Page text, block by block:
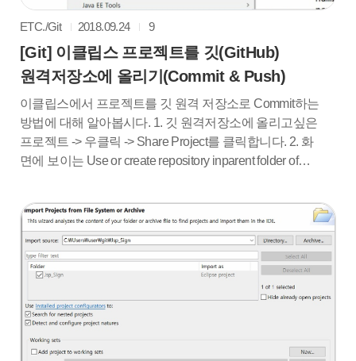
ETC./Git 2018.09.24 9
[Git] 이클립스 프로젝트를 깃(GitHub)
원격저장소에 올리기(Commit & Push)
이클립스에서 프로젝트를 깃 원격 저장소로 Commit하는
방법에 대해 알아봅시다. 1. 깃 원격저장소에 올리고싶은
프로젝트 -> 우클릭 -> Share Project를 클릭합니다. 2. 화
면에 보이는 Use or create repository inparent folder of
Repositories를 엽니다. 5. Git Repositories에 로컬저장소
가 잘 만들어졌는지 확인합니다. 위와같이 자신이 원격저
장소에 올리고싶은 프로젝트가 있으면 로컬저장소가 잘
만들어진것입니다. 이제 원격저장소에 프로젝트를 올릴
차례군요. 6. 올리고싶은 원격저장소의 주소를 복사합니
다. 7. G..